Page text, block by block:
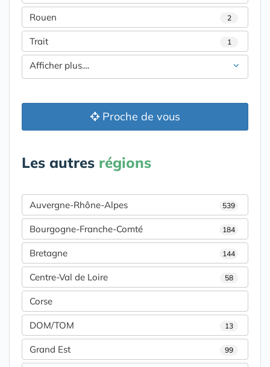
Rouen 2
Trait 1
Afficher plus....
Proche de vous
Les autres régions
Auvergne-Rhône-Alpes 539
Bourgogne-Franche-Comté 184
Bretagne 144
Centre-Val de Loire 58
Corse
DOM/TOM 13
Grand Est 99